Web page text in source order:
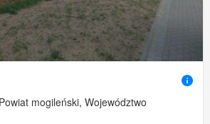
mogileński, Województwo